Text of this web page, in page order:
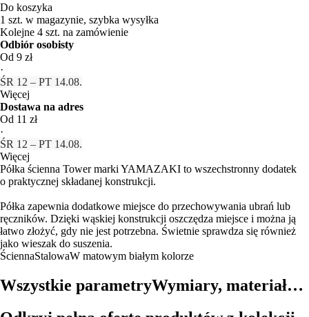
Do koszyka
1 szt. w magazynie, szybka wysyłka
Kolejne 4 szt. na zamówienie
Odbiór osobisty
Od 9 zł
·
ŚR 12 – PT 14.08.
Więcej
Dostawa na adres
Od 11 zł
·
ŚR 12 – PT 14.08.
Więcej
Półka ścienna Tower marki YAMAZAKI to wszechstronny dodatek
o praktycznej składanej konstrukcji.
Półka zapewnia dodatkowe miejsce do przechowywania ubrań lub
ręczników. Dzięki wąskiej konstrukcji oszczędza miejsce i można ją
łatwo złożyć, gdy nie jest potrzebna. Świetnie sprawdza się również
jako wieszak do suszenia.
ŚciennaStalowaW matowym białym kolorze
Wszystkie parametryWymiary, materiał…